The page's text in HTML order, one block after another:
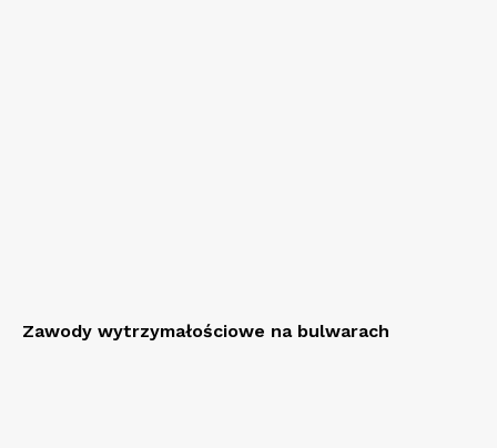
Zawody wytrzymałościowe na bulwarach